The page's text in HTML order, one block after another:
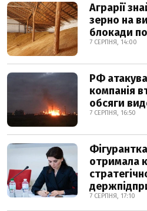
Аграрії
зерно на
блокади
7 СЕРПНЯ, 14:00
РФ
компанія
обсяги
7 СЕРПНЯ, 16:50
отримала
7 СЕРПНЯ, 17:10